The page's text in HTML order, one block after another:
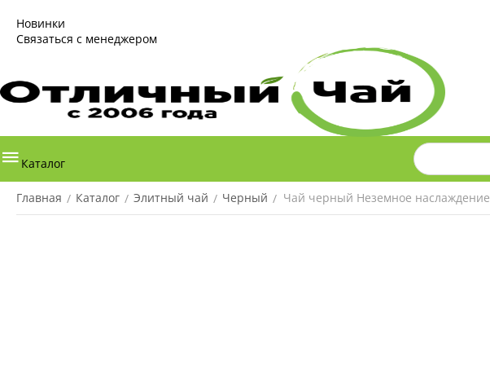
Новинки
Связаться с менеджером
Каталог
Главная / Каталог / Элитный чай / Черный / Чай черный Неземное наслаждение